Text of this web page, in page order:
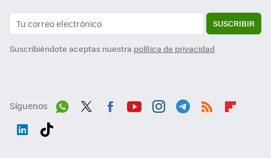
SUSCRIBIR
Suscribiéndote aceptas nuestra política de privacidad
Síguenos